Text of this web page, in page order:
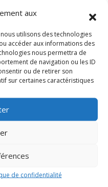
aux
utilisons des technologies
accéder aux informations des
nous permettra de
de navigation ou les ID
ou de retirer son
sur certaines caractéristiques
de confidentialité
cotisations sociales
d'un salarié
les cotisations
unipersonnelle à
les cotisations
individuel
les cotisations
les cotisations
les cotisations
actions simplifiée